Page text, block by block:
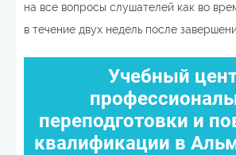
на все вопросы слушателей как во
в течение двух недель после
Учебный
переподготовки и
квалификации в